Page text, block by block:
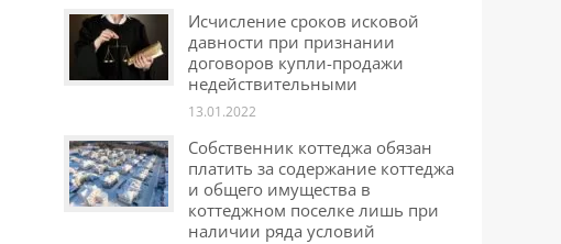
Исчисление сроков исковой
давности при признании
договоров купли-продажи
недействительными
13.01.2022
Собственник коттеджа обязан
платить за содержание коттеджа
и общего имущества в
коттеджном поселке лишь при
наличии ряда условий